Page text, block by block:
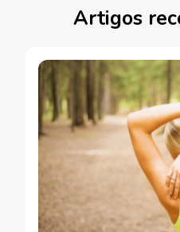
Artigos